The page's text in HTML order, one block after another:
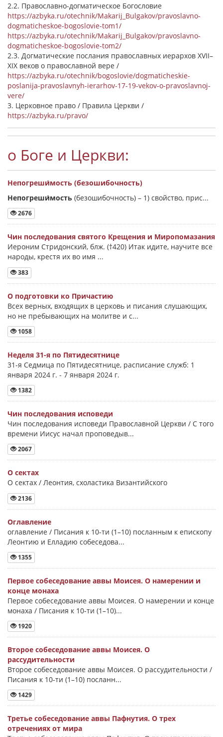
2.2. Православно-догматическое Богословие
https://azbyka.ru/otechnik/Makarij_Bulgakov/pravoslavno-
dogmaticheskoe-bogoslovie-tom1/
https://azbyka.ru/otechnik/Makarij_Bulgakov/pravoslavno-
dogmaticheskoe-bogoslovie-tom2/
2.3. Догматические послания православных иерархов XVII–
XIX веков о православной вере /
https://azbyka.ru/otechnik/bogoslovie/dogmaticheskie-
poslanija-pravoslavnyh-ierarhov-17-19-vekov-o-pravoslavnoj-
vere/
3. Церковное право / Правила Церкви /
https://azbyka.ru/pravo/
о Боге и Церкви:
Непогреши́мость (безошибочность)
Непогреши́мость (безошибочность) – 1) свойство, прис...
2676
Чин последования святого Крещения и Миропомазания
Иероним Стридонский, блж. (†420) Итак идите, научите все
народы, крестя их во имя ...
383
О подготовки ко Причастию
Всех верных, входящих в церковь и писания слушающих,
но не пребывающих на молитве и с...
1058
Неделя 31-я по Пятидесятнице
31-я Седмица по Пятидесятнице, расписание служб: 1
января 2024 г. - 7 января 2024 г.
1382
Чин последования исповеди
Чин последования исповеди Православной Церкви / С того
времени Иисус начал проповедыв...
2067
О сектах
О сектах / Леонтия, схоластика Византийского
2136
Оглавление
оглавление / Писания к 10-ти (1–10) посланным к епископу
Леонтию и Елладию собеседова...
1355
Первое собеседование аввы Моисея. О намерении и
конце монаха
Первое собеседование аввы Моисея. О намерении и конце
монаха / Писания к 10-ти (1–10)...
1920
Второе собеседование аввы Моисея. О
рассудительности
Второе собеседование аввы Моисея. О рассудительности /
Писания к 10-ти (1–10) посланн...
1429
Третье собеседование аввы Пафнутия. О трех
отречениях от мира